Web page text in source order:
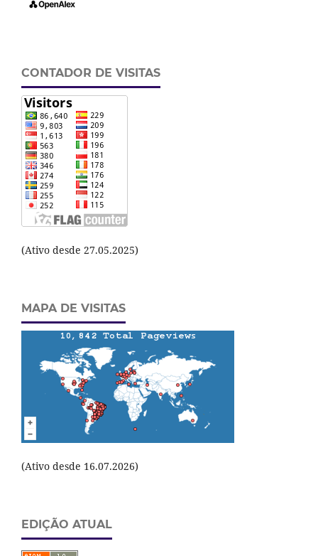
CONTADOR DE VISITAS
(Ativo desde 27.05.2025)
MAPA DE VISITAS
(Ativo desde 16.07.2026)
EDIÇÃO ATUAL